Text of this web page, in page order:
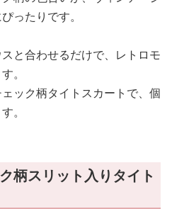
ったりです。
と合わせるだけで、レトロモ
。
ック柄タイトスカートで、個
。
柄スリット入りタイト